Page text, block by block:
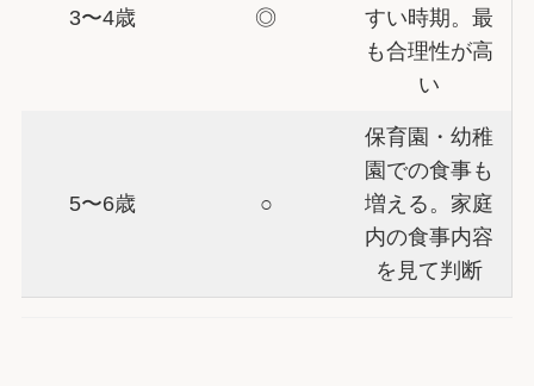
3〜4歳 ◎
すい時期。最
も合理性が高
い
5〜6歳 ○
保育園・幼稚
園での食事も
増える。家庭
内の食事内容
を見て判断